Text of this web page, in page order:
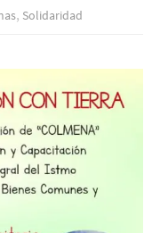
, Solidaridad